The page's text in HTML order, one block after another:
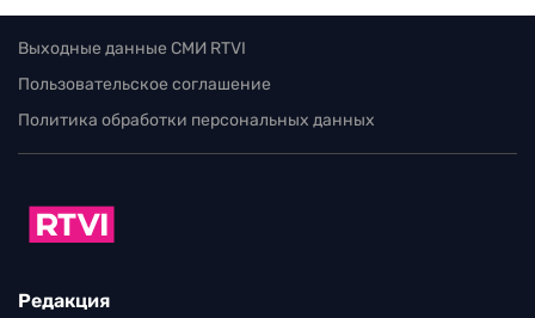
Выходные данные СМИ RTVI
Пользовательское соглашение
Политика обработки персональных данных
Редакция